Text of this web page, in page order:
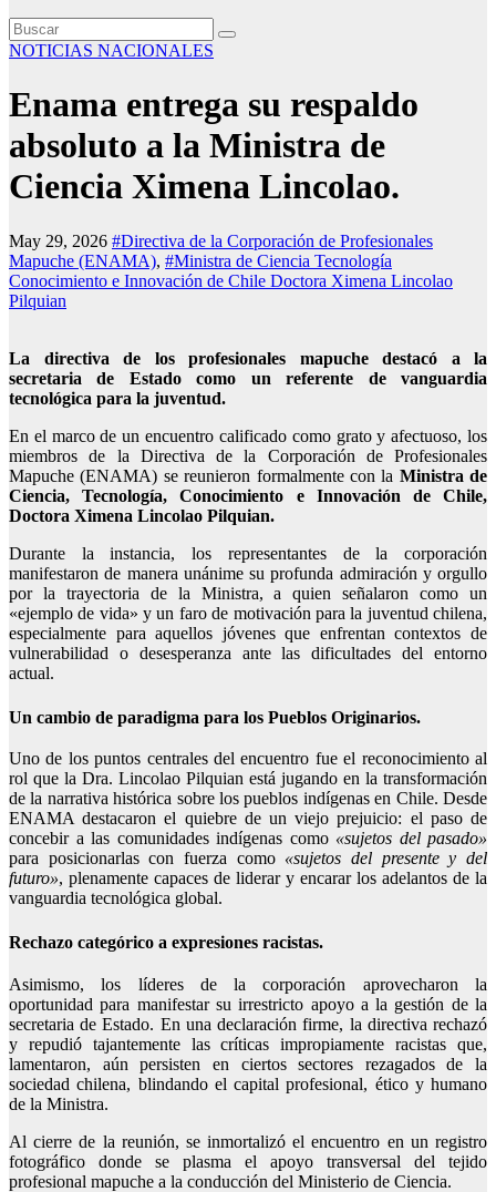
NOTICIAS NACIONALES
Enama entrega su respaldo
absoluto a la Ministra de
Ciencia Ximena Lincolao.
May 29, 2026 #Directiva de la Corporación de Profesionales
Mapuche (ENAMA), #Ministra de Ciencia Tecnología
Conocimiento e Innovación de Chile Doctora Ximena Lincolao
Pilquian
La directiva de los profesionales mapuche destacó a la
secretaria de Estado como un referente de vanguardia
tecnológica para la juventud.
En el marco de un encuentro calificado como grato y afectuoso, los
miembros de la Directiva de la Corporación de Profesionales
Mapuche (ENAMA) se reunieron formalmente con la Ministra de
Ciencia, Tecnología, Conocimiento e Innovación de Chile,
Doctora Ximena Lincolao Pilquian.
Durante la instancia, los representantes de la corporación
manifestaron de manera unánime su profunda admiración y orgullo
por la trayectoria de la Ministra, a quien señalaron como un
«ejemplo de vida» y un faro de motivación para la juventud chilena,
especialmente para aquellos jóvenes que enfrentan contextos de
vulnerabilidad o desesperanza ante las dificultades del entorno
actual.
Un cambio de paradigma para los Pueblos Originarios.
Uno de los puntos centrales del encuentro fue el reconocimiento al
rol que la Dra. Lincolao Pilquian está jugando en la transformación
de la narrativa histórica sobre los pueblos indígenas en Chile. Desde
ENAMA destacaron el quiebre de un viejo prejuicio: el paso de
concebir a las comunidades indígenas como «sujetos del pasado»
para posicionarlas con fuerza como «sujetos del presente y del
futuro», plenamente capaces de liderar y encarar los adelantos de la
vanguardia tecnológica global.
Rechazo categórico a expresiones racistas.
Asimismo, los líderes de la corporación aprovecharon la
oportunidad para manifestar su irrestricto apoyo a la gestión de la
secretaria de Estado. En una declaración firme, la directiva rechazó
y repudió tajantemente las críticas impropiamente racistas que,
lamentaron, aún persisten en ciertos sectores rezagados de la
sociedad chilena, blindando el capital profesional, ético y humano
de la Ministra.
Al cierre de la reunión, se inmortalizó el encuentro en un registro
fotográfico donde se plasma el apoyo transversal del tejido
profesional mapuche a la conducción del Ministerio de Ciencia.